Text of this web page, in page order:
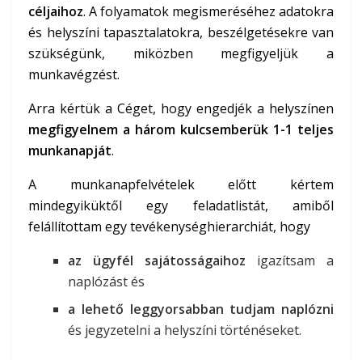
céljaihoz. A folyamatok megismeréséhez adatokra
és helyszíni tapasztalatokra, beszélgetésekre van
szükségünk, miközben megfigyeljük a
munkavégzést.
Arra kértük a Céget, hogy engedjék a helyszínen
megfigyelnem a három kulcsemberük 1-1 teljes
munkanapját.
A munkanapfelvételek előtt kértem
mindegyiküktől egy feladatlistát, amiből
felállítottam egy tevékenységhierarchiát, hogy
az ügyfél sajátosságaihoz igazítsam a
naplózást és
a lehető leggyorsabban tudjam naplózni
és jegyzetelni a helyszíni történéseket.